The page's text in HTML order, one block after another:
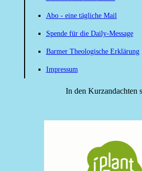
Abo - eine tägliche Mail
Spende für die Daily-Message
Barmer Theologische Erklärung
Impressum
In den Kurzandachten